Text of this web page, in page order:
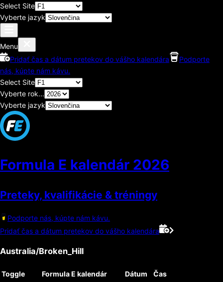
Select Site
Vyberte jazyk
Menu
Pridať čas a dátum pretekov do vášho kalendára
Podporte
nás, kúpte nám kávu.
Select Site
Vyberte rok...
Vyberte jazyk
Formula E kalendár 2026
Preteky, kvalifikácie & tréningy
Podporte nás, kúpte nám kávu.
Pridať čas a dátum pretekov do vášho kalendára
Australia/Broken_Hill
Toggle Formula E kalendár Dátum
Čas